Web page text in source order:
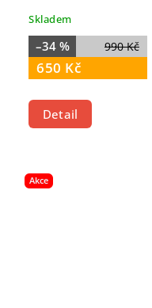
Skladem
990 Kč
–34 %
650 Kč
Detail
Akce